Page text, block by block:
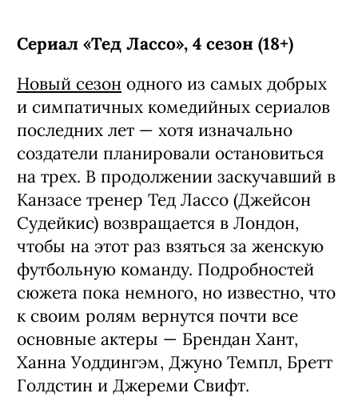
Сериал «Тед Лассо», 4 сезон (18+)
Новый сезон одного из самых добрых
и симпатичных комедийных сериалов
последних лет — хотя изначально
создатели планировали остановиться
на трех. В продолжении заскучавший в
Канзасе тренер Тед Лассо (Джейсон
Судейкис) возвращается в Лондон,
чтобы на этот раз взяться за женскую
футбольную команду. Подробностей
сюжета пока немного, но известно, что
к своим ролям вернутся почти все
основные актеры — Брендан Хант,
Ханна Уоддингэм, Джуно Темпл, Бретт
Голдстин и Джереми Свифт.